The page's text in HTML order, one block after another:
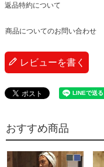
返品特約について
商品についてのお問い合わせ
レビューを書く
おすすめ商品